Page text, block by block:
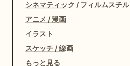
シネマティック / フィルムスチル
アニメ / 漫画
イラスト
スケッチ / 線画
もっと見る